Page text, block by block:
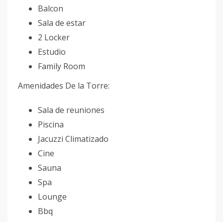
Balcon
Sala de estar
2 Locker
Estudio
Family Room
Amenidades De la Torre:
Sala de reuniones
Piscina
Jacuzzi Climatizado
Cine
Sauna
Spa
Lounge
Bbq